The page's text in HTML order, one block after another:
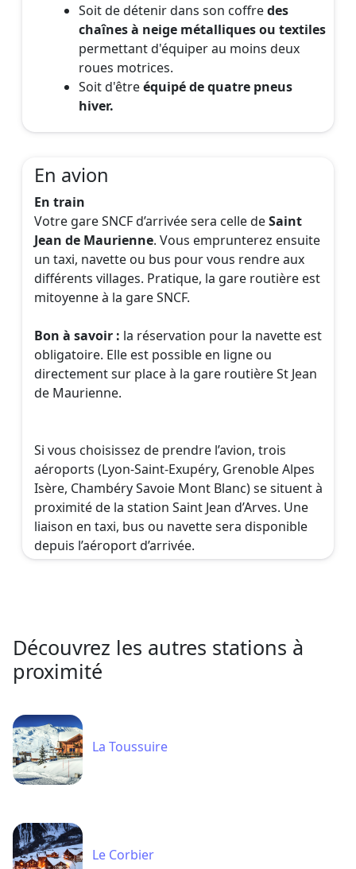
Soit de détenir dans son coffredes
chaînes à neige métalliques ou textiles
permettant d'équiper au moins deux
roues motrices.
Soit d'êtreéquipé de quatre pneus
hiver.
En avion
En train
Votre gare SNCF d’arrivée sera celle deSaint
Jean de Maurienne. Vous emprunterez ensuite
un taxi, navette ou bus pour vous rendre aux
différents villages. Pratique, la gare routière est
mitoyenne à la gare SNCF.
Bon à savoir : la réservation pour la navette est
obligatoire. Elle est possible en ligne ou
directement sur place à la gare routière St Jean
de Maurienne.
Si vous choisissez de prendre l’avion, trois
aéroports (Lyon-Saint-Exupéry, Grenoble Alpes
Isère, Chambéry Savoie Mont Blanc) se situent à
proximité de la station Saint Jean d’Arves. Une
liaison en taxi, bus ou navette sera disponible
depuis l’aéroport d’arrivée.
Découvrez les autres stations à
proximité
La Toussuire
Le Corbier